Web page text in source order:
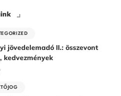
jövedelemadó II.: összevont
kedvezmények